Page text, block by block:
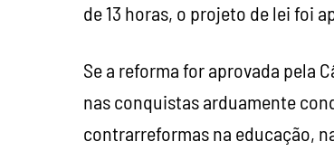
de 13 horas, o projeto de lei foi
Se a reforma for aprovada pela
nas conquistas arduamente
contrarreformas na educação,